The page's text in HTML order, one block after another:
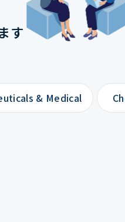
す
& Medical